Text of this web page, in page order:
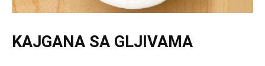
KAJGANA SA GLJIVAMA